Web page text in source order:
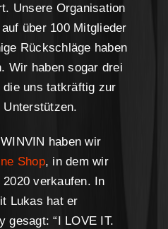
Unsere Organisation
über 100 Mitglieder
Rückschläge haben
Wir haben sogar drei
die uns tatkräftig zur
Unterstützen.
haben wir
Shop, in dem wir
verkaufen. In
Lukas hat er
gesagt: “I LOVE IT.